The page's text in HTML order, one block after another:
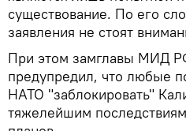
существование. По его
заявления не стоят
При этом замглавы МИД
предупредил, что любые
НАТО "заблокировать"
тяжелейшим